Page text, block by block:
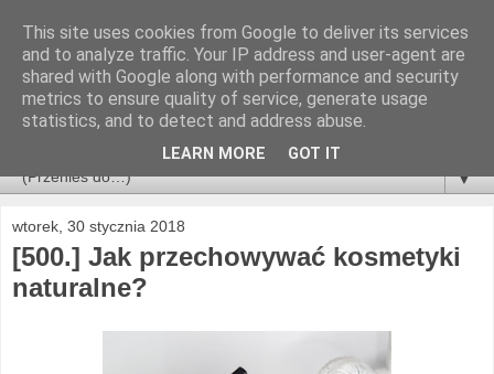
▼
wtorek, 30 stycznia 2018
[500.] Jak przechowywać kosmetyki
naturalne?
This site uses cookies from Google to deliver its services
and to analyze traffic. Your IP address and user-agent are
shared with Google along with performance and security
metrics to ensure quality of service, generate usage
statistics, and to detect and address abuse.
LEARN MORE GOT IT